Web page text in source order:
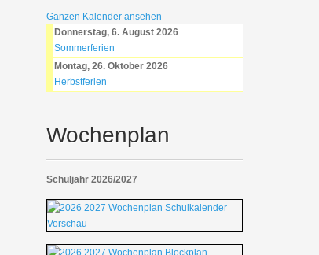
Ganzen Kalender ansehen
Donnerstag, 6. August 2026
Sommerferien
Montag, 26. Oktober 2026
Herbstferien
Wochenplan
Schuljahr 2026/2027